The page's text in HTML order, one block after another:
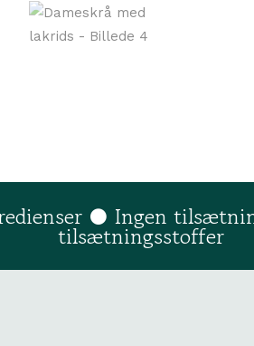
● Ingen
tilsætningsstoffer